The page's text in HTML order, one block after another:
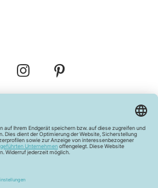
Vertrag widerrufen